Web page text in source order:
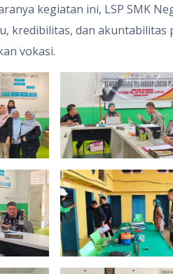
kegiatan ini, LSP SMK
kredibilitas, dan
vokasi.